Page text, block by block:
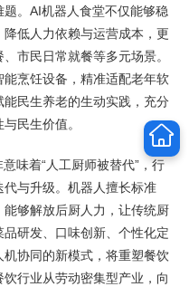
。AI机器人食堂不仅能够稳
低人力依赖与运营成本，更
市民日常就餐等多元场景。
烹饪设备，精准适配老年软
民生养老的生动实践，充分
民生价值。
味着“人工厨师被替代”，行
与升级。机器人擅长标准
够解放后厨人力，让传统厨
研发、口味创新、个性化定
协同的新模式，将重塑餐饮
行业从劳动密集型产业，向